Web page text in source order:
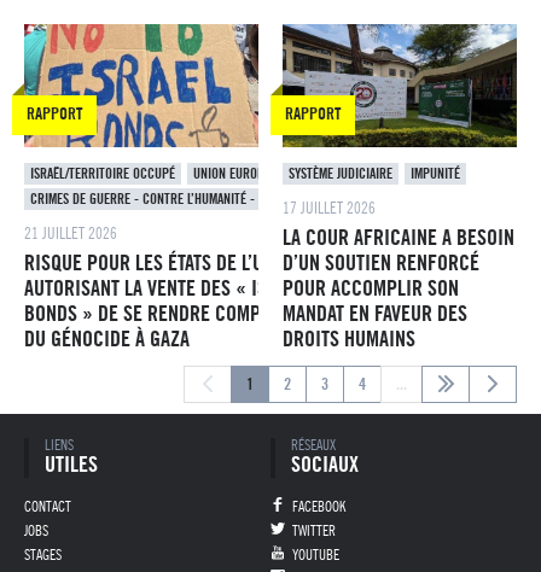
RAPPORT
ISRAËL/TERRITOIRE OCCUPÉ
UNION EUROPÉENNE
CRIMES DE GUERRE - CONTRE L’HUMANITÉ - GÉNOCIDE
21 JUILLET 2026
RISQUE POUR LES ÉTATS DE L’UE
AUTORISANT LA VENTE DES « ISRAEL
BONDS » DE SE RENDRE COMPLICES
DU GÉNOCIDE À GAZA
RAPPORT
SYSTÈME JUDICIAIRE IMPUNITÉ
17 JUILLET 2026
LA COUR AFRICAINE A BESOIN
D’UN SOUTIEN RENFORCÉ
POUR ACCOMPLIR SON
MANDAT EN FAVEUR DES
DROITS HUMAINS
1 2 3 4 ...
Pied de page
LIENS
UTILES
CONTACT
JOBS
STAGES
RÉSEAUX
SOCIAUX
FACEBOOK
TWITTER
YOUTUBE